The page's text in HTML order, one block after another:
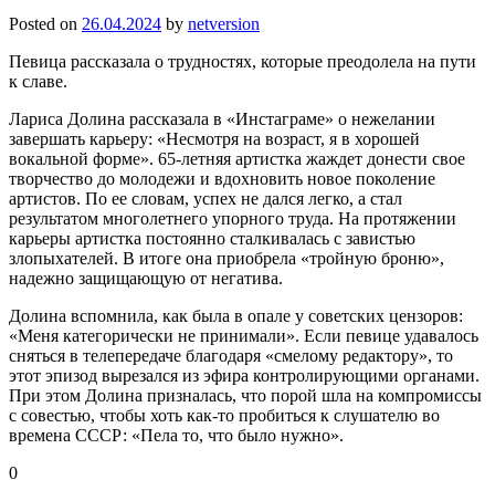
Posted on 26.04.2024 by netversion
Певица рассказала о трудностях, которые преодолела на пути
к славе.
Лариса Долина рассказала в «Инстаграме» о нежелании
завершать карьеру: «Несмотря на возраст, я в хорошей
вокальной форме». 65-летняя артистка жаждет донести свое
творчество до молодежи и вдохновить новое поколение
артистов. По ее словам, успех не дался легко, а стал
результатом многолетнего упорного труда. На протяжении
карьеры артистка постоянно сталкивалась с завистью
злопыхателей. В итоге она приобрела «тройную броню»,
надежно защищающую от негатива.
Долина вспомнила, как была в опале у советских цензоров:
«Меня категорически не принимали». Если певице удавалось
сняться в телепередаче благодаря «смелому редактору», то
этот эпизод вырезался из эфира контролирующими органами.
При этом Долина призналась, что порой шла на компромиссы
с совестью, чтобы хоть как-то пробиться к слушателю во
времена СССР: «Пела то, что было нужно».
0